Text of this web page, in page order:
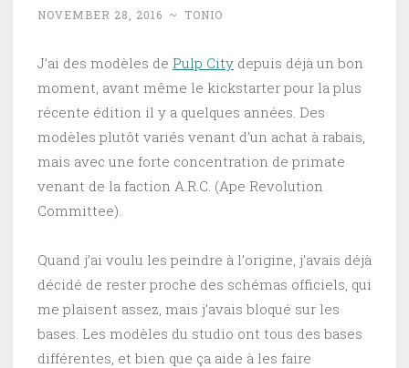
NOVEMBER 28, 2016 ~ TONIO
J’ai des modèles de Pulp City depuis déjà un bon
moment, avant même le kickstarter pour la plus
récente édition il y a quelques années. Des
modèles plutôt variés venant d’un achat à rabais,
mais avec une forte concentration de primate
venant de la faction A.R.C. (Ape Revolution
Committee).
Quand j’ai voulu les peindre à l’origine, j’avais déjà
décidé de rester proche des schémas officiels, qui
me plaisent assez, mais j’avais bloqué sur les
bases. Les modèles du studio ont tous des bases
différentes, et bien que ça aide à les faire